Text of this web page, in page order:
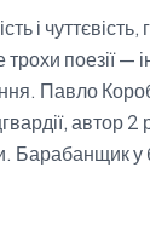
і чуттєвість,
поезії —
Павло
автор 2
Барабанщик у